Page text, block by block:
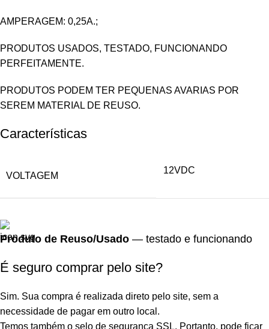
AMPERAGEM: 0,25A.;
PRODUTOS USADOS, TESTADO, FUNCIONANDO
PERFEITAMENTE.
PRODUTOS PODEM TER PEQUENAS AVARIAS POR
SEREM MATERIAL DE REUSO.
Características
VOLTAGEM
12VDC
Produto de Reuso/Usado — testado e funcionando
É seguro comprar pelo site?
Sim. Sua compra é realizada direto pelo site, sem a
necessidade de pagar em outro local.
Temos também o selo de segurança SSL. Portanto, pode ficar